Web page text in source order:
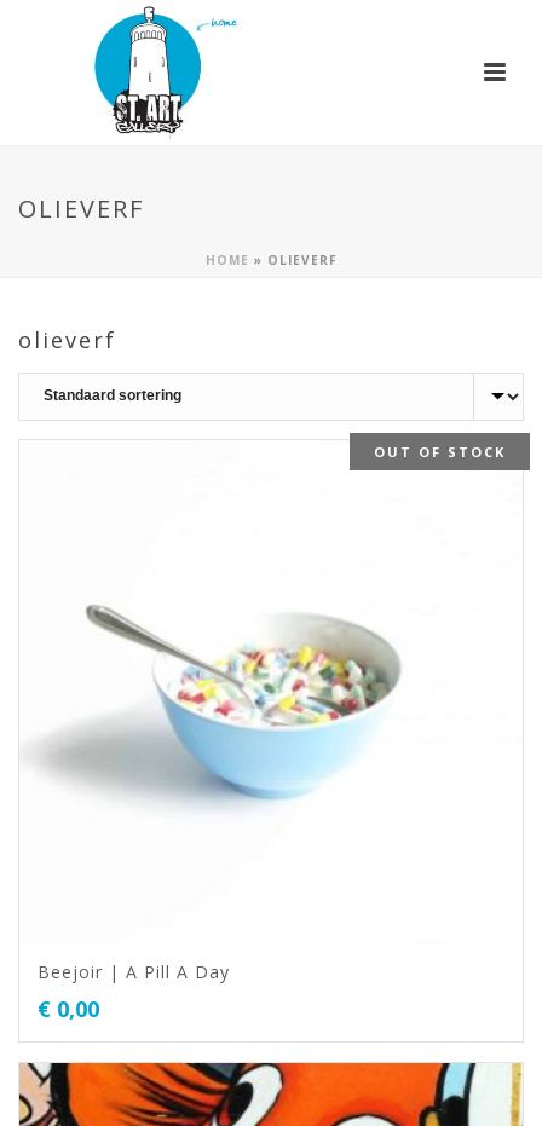
OLIEVERF
HOME » OLIEVERF
olieverf
OUT OF STOCK
Beejoir | A Pill A Day
€ 0,00